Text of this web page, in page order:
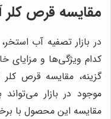
مقایسه قرص کلر
در بازار تصفیه آب
کدام ویژگی‌ها و مزایای
گزینه، مقایسه قرص کلر
موجود در بازار
مقایسه این محصول با